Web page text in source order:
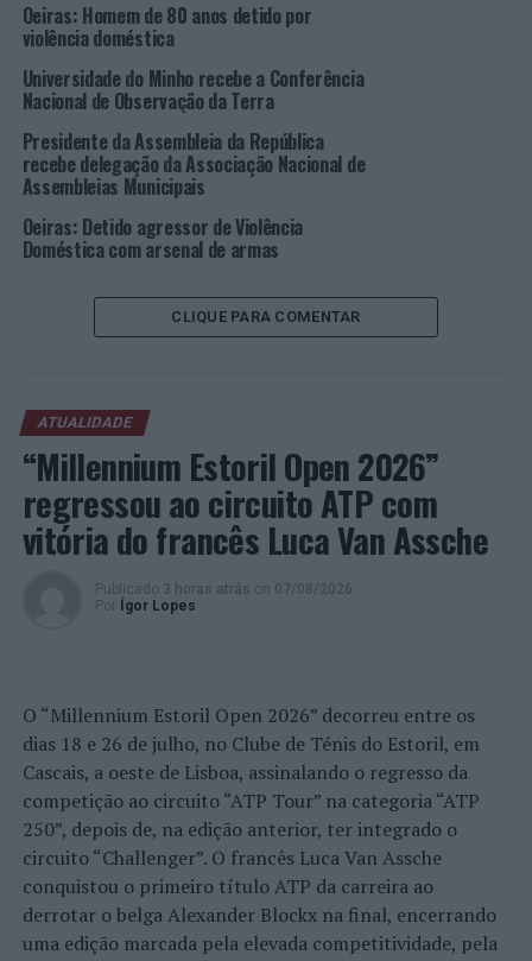
portuguesa e Elisabete Oliveira, Presidente da
Assembleia Municipal de Oeiras.
Isaltino Morais declarou na sua intervenção: “o tema da
competência descentralizada é-nos muito caro”;
destacando a importância “da criação de sinergias neste
tipo de eventos, devendo a cooperação acontecer entre
municípios”.
realidade política da Região Autónoma do Príncipe,
destacando os trabalhos que foram feitos em sinergia
momento em que podemos celebrar a lusofonia. Temos
de celebrar a democracia e o poder local é fruto da
democracia e da vontade das pessoas”.
No módulo onde se discutiram os objetivos de
desenvolvimento sustentável dentro da cooperação
descentralizada, Luís Campos Ferreira relembrou que
enquanto esteve no Governo adotou um conceito de
Já José Lamego focou a sua intervenção na criação da
CPLP, ocorrida durante o governo de António Guterres
“que foi essencial para a dinâmica da cooperação
descentralizada, aumentando as sinergias entre os
países que falam a língua portuguesa, que são tantos e
estão espalhados pelo Mundo”.
Carla Semedo, por seu lado, reflectiu sobre os modelos
Oeiras: Homem de 80 anos detido por
violência doméstica
Universidade do Minho recebe a Conferência
Nacional de Observação da Terra
Presidente da Assembleia da República
recebe delegação da Associação Nacional de
Assembleias Municipais
Oeiras: Detido agressor de Violência
Doméstica com arsenal de armas
CLIQUE PARA COMENTAR
ATUALIDADE
“Millennium Estoril Open 2026”
regressou ao circuito ATP com
vitória do francês Luca Van Assche
Publicado 3 horas atrás on 07/08/2026
Por
Ígor Lopes
O “Millennium Estoril Open 2026” decorreu entre os
dias 18 e 26 de julho, no Clube de Ténis do Estoril, em
Cascais, a oeste de Lisboa, assinalando o regresso da
competição ao circuito “ATP Tour” na categoria “ATP
250”, depois de, na edição anterior, ter integrado o
circuito “Challenger”. O francês Luca Van Assche
conquistou o primeiro título ATP da carreira ao
derrotar o belga Alexander Blockx na final, encerrando
uma edição marcada pela elevada competitividade, pela